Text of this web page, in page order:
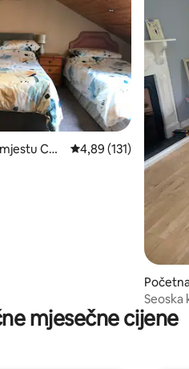
26
Cou
prosječna ocjena
4,89 (131)
unty
Seoska
mjesečne cijene